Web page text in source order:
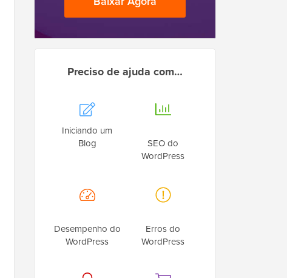
Preciso de ajuda com…
Iniciando um
Blog
SEO do
WordPress
Desempenho do
WordPress
Erros do
WordPress